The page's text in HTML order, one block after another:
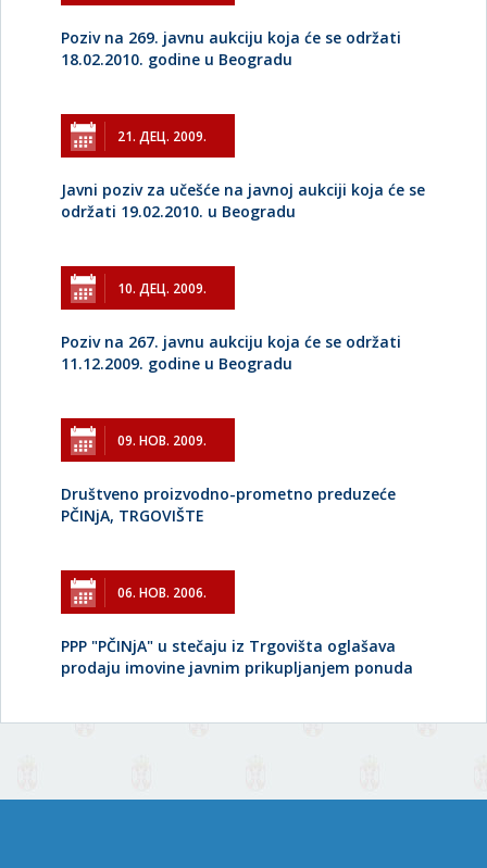
Poziv na 269. javnu aukciju koja će se održati
18.02.2010. godine u Beogradu
21. ДЕЦ. 2009.
Javni poziv za učešće na javnoj aukciji koja će se
održati 19.02.2010. u Beogradu
10. ДЕЦ. 2009.
Poziv na 267. javnu aukciju koja će se održati
11.12.2009. godine u Beogradu
09. НОВ. 2009.
Društveno proizvodno-prometno preduzeće
PČINjA, TRGOVIŠTE
06. НОВ. 2006.
PPP "PČINjA" u stečaju iz Trgovišta oglašava
prodaju imovine javnim prikupljanjem ponuda